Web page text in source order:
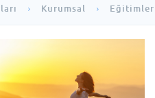
Kurumsal Eğitimler